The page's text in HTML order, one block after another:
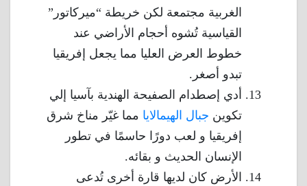
الغربية مجتمعة لكن خريطة “ميركاتور”
القياسية تُشوه أحجام الأراضي عند
خطوط العرض العليا مما يجعل إفريقيا
تبدو أصغر.
أدي إصطدام الصفيحة الهندية بآسيا إلي
تكوين جبال الهيمالايا مما غيّر مناخ شرق
إفريقيا و لعب دورًا حاسمًا في تطور
الإنسان الحديث و بقائه.
الأرض كان لديها قارة أخرى تُدعى